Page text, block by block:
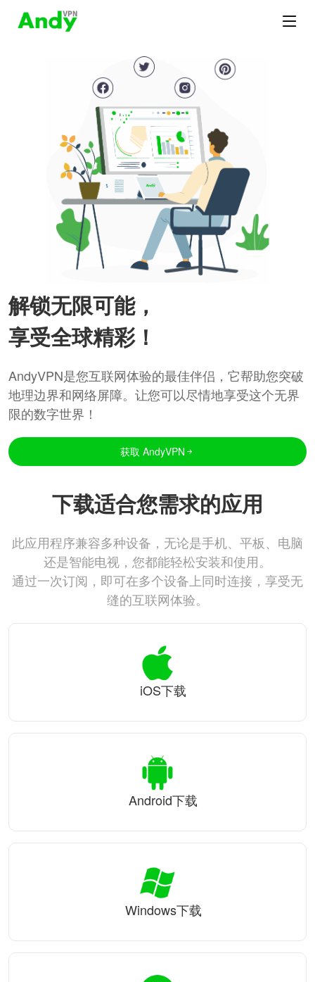
解锁无限可能，
享受全球精彩！
AndyVPN是您互联网体验的最佳伴侣，它帮助您突破
地理边界和网络屏障。让您可以尽情地享受这个无界
限的数字世界！
获取 AndyVPN
下载适合您需求的应用
此应用程序兼容多种设备，无论是手机、平板、电脑
还是智能电视，您都能轻松安装和使用。
通过一次订阅，即可在多个设备上同时连接，享受无
缝的互联网体验。
iOS下载
Android下载
Windows下载